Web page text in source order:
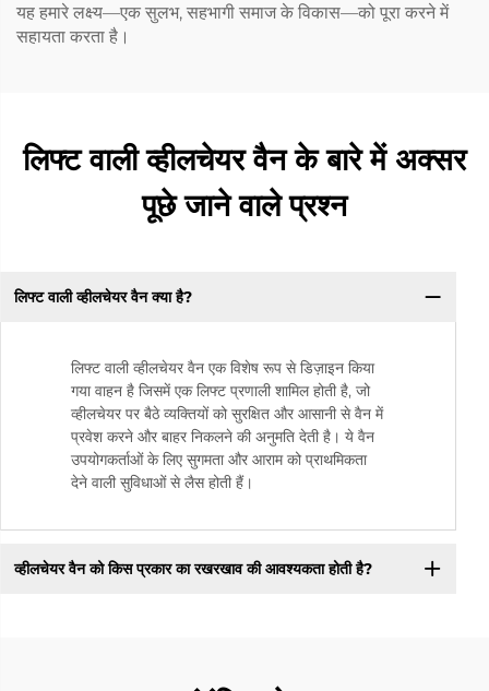
यह हमारे लक्ष्य—एक सुलभ, सहभागी समाज के विकास—को पूरा करने में
सहायता करता है।
लिफ्ट वाली व्हीलचेयर वैन के बारे में अक्सर
पूछे जाने वाले प्रश्न
लिफ्ट वाली व्हीलचेयर वैन क्या है?
लिफ्ट वाली व्हीलचेयर वैन एक विशेष रूप से डिज़ाइन किया
गया वाहन है जिसमें एक लिफ्ट प्रणाली शामिल होती है, जो
व्हीलचेयर पर बैठे व्यक्तियों को सुरक्षित और आसानी से वैन में
प्रवेश करने और बाहर निकलने की अनुमति देती है। ये वैन
उपयोगकर्ताओं के लिए सुगमता और आराम को प्राथमिकता
देने वाली सुविधाओं से लैस होती हैं।
व्हीलचेयर वैन को किस प्रकार का रखरखाव की आवश्यकता होती है?